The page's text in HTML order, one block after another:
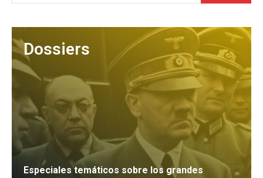
Dossiers
Especiales temáticos sobre los grandes